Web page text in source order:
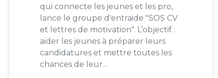
qui connecte les jeunes et les pro,
lance le groupe d'entraide "SOS CV
et lettres de motivation". L’objectif :
aider les jeunes à préparer leurs
candidatures et mettre toutes les
chances de leur...